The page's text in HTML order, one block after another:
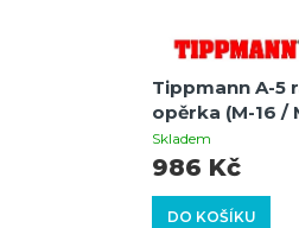
Tippmann A-5
opěrka (M-16 /
Ergonomická a
nastavitelná
Skladem
DO KOŠÍKU
986 Kč